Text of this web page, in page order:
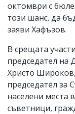
октомври с
този шанс, да
заяви Хафъзов.
В срещата
председател на
Христо
председател за
населени места
съветници,